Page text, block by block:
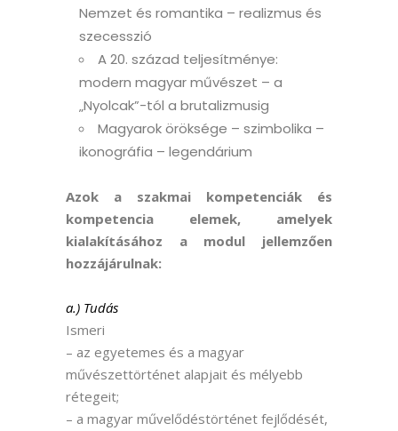
Nemzet és romantika – realizmus és
szecesszió
A 20. század teljesítménye:
modern magyar művészet – a
„Nyolcak”-tól a brutalizmusig
Magyarok öröksége – szimbolika –
ikonográfia – legendárium
Azok a szakmai kompetenciák és
kompetencia elemek, amelyek
kialakításához a modul jellemzően
hozzájárulnak:
a.) Tudás
Ismeri
– az egyetemes és a magyar
művészettörténet alapjait és mélyebb
rétegeit;
– a magyar művelődéstörténet fejlődését,